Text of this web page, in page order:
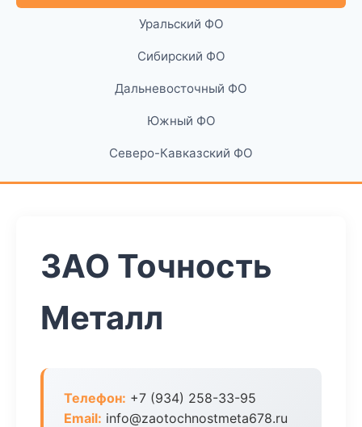
Уральский ФО
Сибирский ФО
Дальневосточный ФО
Южный ФО
Северо-Кавказский ФО
ЗАО Точность
Металл
Телефон: +7 (934) 258-33-95
Email: info@zaotochnostmeta678.ru